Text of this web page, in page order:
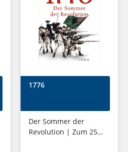
1776
Der Sommer der
Revolution | Zum 250.